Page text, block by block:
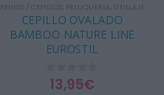
PEINES / CEPILLOS PELUQUERÍA UTILLAJE
CEPILLO OVALADO
BAMBOO NATURE LINE
EUROSTIL
0out of 5
13,95€